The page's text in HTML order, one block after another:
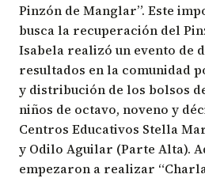
Pinzón de Manglar”. Este
busca la recuperación del
Isabela realizó un evento de
resultados en la comunidad
y distribución de los bolsos
niños de octavo, noveno y
Centros Educativos Stella
y Odilo Aguilar (Parte Alta).
empezaron a realizar